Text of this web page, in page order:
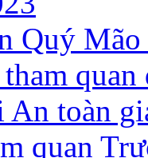
Quý
toàn
quan